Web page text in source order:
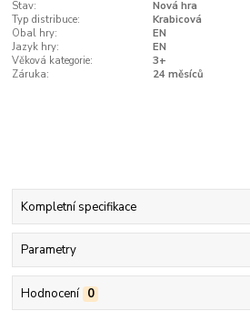
Stav:
Nová hra
Typ distribuce:
Krabicová
Obal hry:
EN
Jazyk hry:
EN
Věková kategorie:
3+
Záruka:
24 měsíců
Kompletní specifikace
Parametry
Hodnocení 0